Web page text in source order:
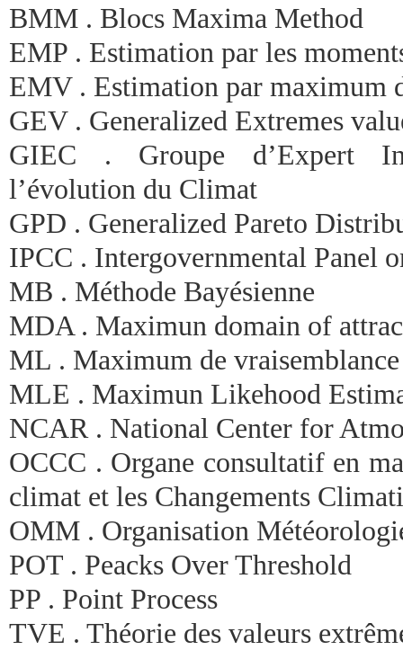
BMM . Blocs Maxima Method
EMP . Estimation par les
EMV . Estimation par maximum
GEV . Generalized Extremes
GIEC . Groupe d’Expert
l’évolution du Climat
GPD . Generalized Pareto
IPCC . Intergovernmental Panel
MB . Méthode Bayésienne
MDA . Maximun domain of
ML . Maximum de vraisemblance
MLE . Maximun Likehood
NCAR . National Center for
OCCC . Organe consultatif en
climat et les Changements
OMM . Organisation
POT . Peacks Over Threshold
PP . Point Process
TVE . Théorie des valeurs